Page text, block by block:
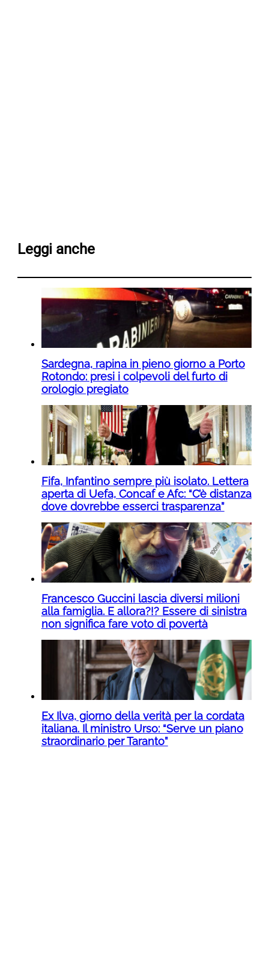
Leggi anche
Sardegna, rapina in pieno giorno a Porto
Rotondo: presi i colpevoli del furto di
orologio pregiato
Fifa, Infantino sempre più isolato. Lettera
aperta di Uefa, Concaf e Afc: “C’è distanza
dove dovrebbe esserci trasparenza”
Francesco Guccini lascia diversi milioni
alla famiglia. E allora?!? Essere di sinistra
non significa fare voto di povertà
Ex Ilva, giorno della verità per la cordata
italiana. Il ministro Urso: “Serve un piano
straordinario per Taranto”